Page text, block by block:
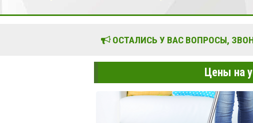
ОСТАЛИСЬ У ВАС ВОПРОСЫ,
Цены на